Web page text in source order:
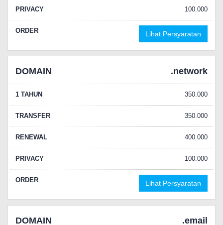
PRIVACY 100.000
ORDER Lihat Persyaratan
DOMAIN .network
1 TAHUN 350.000
TRANSFER 350.000
RENEWAL 400.000
PRIVACY 100.000
ORDER Lihat Persyaratan
DOMAIN .email